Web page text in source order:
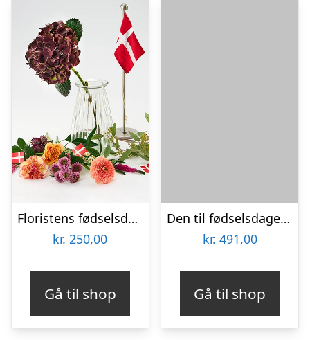
Floristens fødselsdags trylleri – Send blomster med Bloomit
kr. 250,00
Gå til shop
Den til fødselsdagen med Lavonte, Zinfandel
kr. 491,00
Gå til shop